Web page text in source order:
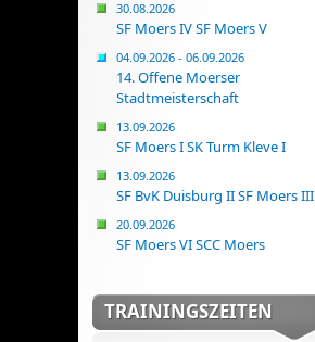
30.08.2026
SF Moers IV SF Moers V
04.09.2026 - 06.09.2026
14. Offene Moerser
Stadtmeisterschaft
13.09.2026
SF Moers I SK Turm Kleve I
13.09.2026
SF BvK Duisburg II SF Moers III
20.09.2026
SF Moers VI SCC Moers
TRAININGSZEITEN